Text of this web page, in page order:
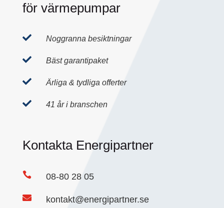
för värmepumpar
 Noggranna besiktningar
 Bäst garantipaket
 Ärliga & tydliga offerter
 41 år i branschen
Kontakta Energipartner
 08-80 28 05
 kontakt@energipartner.se